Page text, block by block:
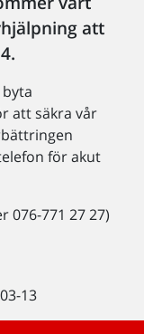
att
att säkra vår
för akut
076-771 27 27)
13